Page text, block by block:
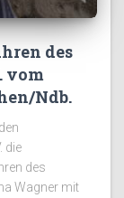
des
vom
Ndb.
die
des
Wagner mit